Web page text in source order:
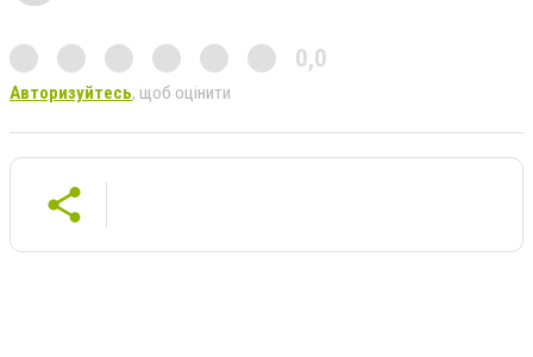
0,0
Авторизуйтесь, щоб оцінити